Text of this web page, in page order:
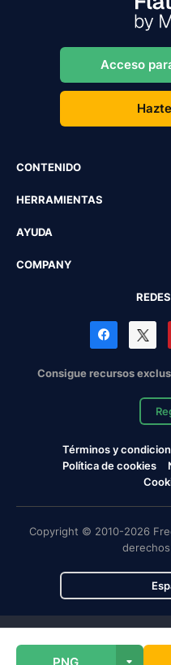
Acceso
CONTENIDO
HERRAMIENTAS
AYUDA
COMPANY
Consigue recursos
Términos y
Política de cookies
Copyright © 2010-2026